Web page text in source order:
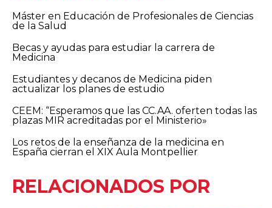
Máster en Educación de Profesionales de Ciencias
de la Salud
Becas y ayudas para estudiar la carrera de
Medicina
Estudiantes y decanos de Medicina piden
actualizar los planes de estudio
CEEM: “Esperamos que las CC.AA. oferten todas las
plazas MIR acreditadas por el Ministerio»
Los retos de la enseñanza de la medicina en
España cierran el XIX Aula Montpellier
RELACIONADOS POR